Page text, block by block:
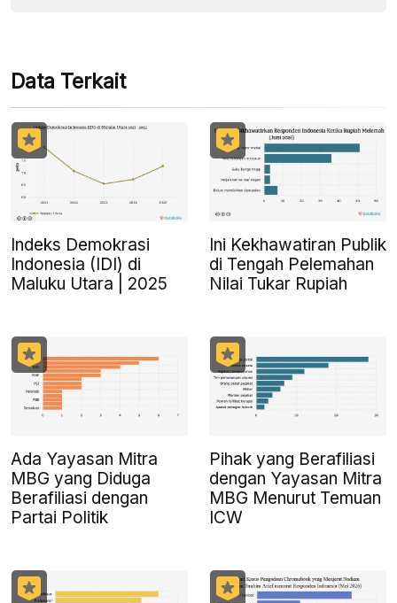
Data Terkait
Indeks Demokrasi
Indonesia (IDI) di
Maluku Utara | 2025
Ini Kekhawatiran Publik
di Tengah Pelemahan
Nilai Tukar Rupiah
Ada Yayasan Mitra
MBG yang Diduga
Berafiliasi dengan
Partai Politik
Pihak yang Berafiliasi
dengan Yayasan Mitra
MBG Menurut Temuan
ICW